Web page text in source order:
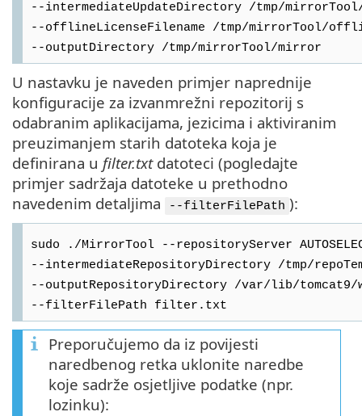
--intermediateUpdateDirectory /tmp/
--offlineLicenseFilename /tmp/mirrorTool/
--outputDirectory /tmp/mirrorTool/mirror
U nastavku je naveden primjer naprednije
konfiguracije za izvanmrežni repozitorij s
odabranim aplikacijama, jezicima i aktiviranim
preuzimanjem starih datoteka koja je
definirana u filter.txtdatoteci (pogledajte
primjer sadržaja datoteke u prethodno
navedenim detaljima
--filterFilePath ):
sudo ./MirrorTool --repositoryServer
--intermediateRepositoryDirectory /tmp/
--outputRepositoryDirectory /var/lib/tomcat9/
--filterFilePath filter.txt
Preporučujemo da iz povijesti
naredbenog retka uklonite naredbe
koje sadrže osjetljive podatke (npr.
lozinku):